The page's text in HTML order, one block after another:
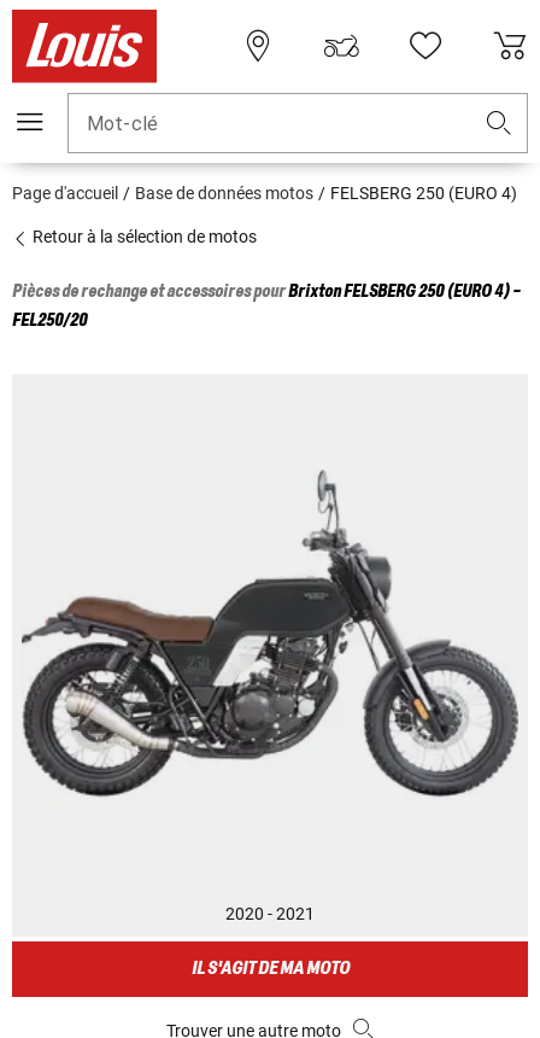
Mot-clé
Page d'accueil Base de données motos FELSBERG 250 (EURO 4)
Retour à la sélection de motos
Pièces de rechange et accessoires pourBrixtonFELSBERG 250 (EURO 4) -
FEL250/20
2020 - 2021
IL S'AGIT DE MA MOTO
Trouver une autre moto